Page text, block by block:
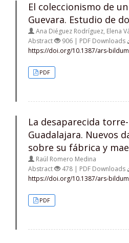
El coleccionismo de
Guevara. Estudio de
Ana Diéguez Rodríguez, Elena
Abstract
906 | PDF Downloads
https://doi.org/10.1387/ars-
PDF
La desaparecida
Guadalajara. Nuevos
sobre su fábrica y
Raúl Romero Medina
Abstract
478 | PDF Downloads
https://doi.org/10.1387/ars-
PDF